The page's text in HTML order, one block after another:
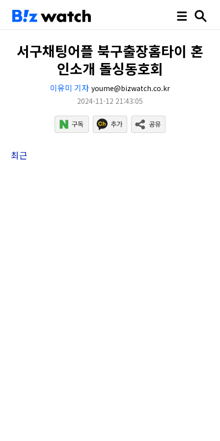
서구채팅어플 북구출장홈타이 혼
인소개 돌싱동호회
이유미 기자 youme@bizwatch.co.kr
2024-11-12 21:43:05
최근